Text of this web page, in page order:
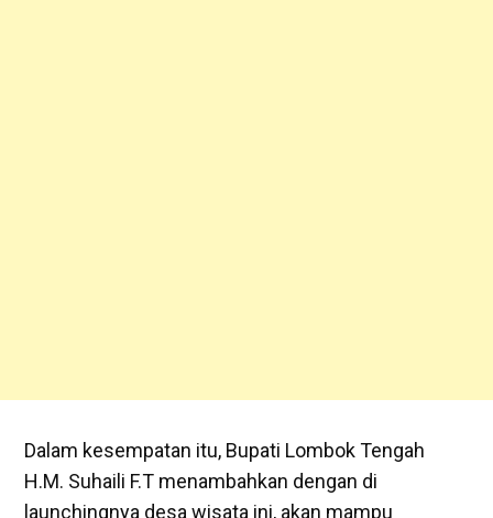
Dalam kesempatan itu, Bupati Lombok Tengah
H.M. Suhaili F.T menambahkan dengan di
launchingnya desa wisata ini, akan mampu